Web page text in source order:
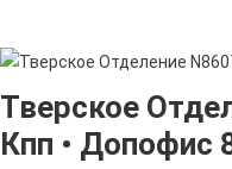
Тверское
Кпп • Допофис